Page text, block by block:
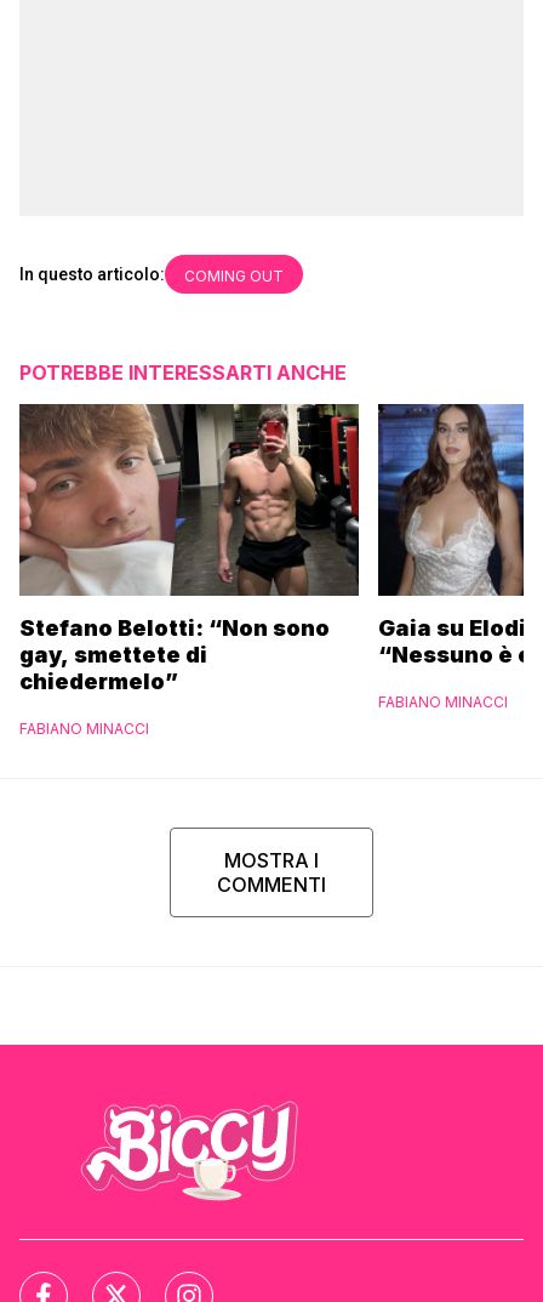
In questo articolo: COMING OUT
POTREBBE INTERESSARTI ANCHE
Stefano Belotti: “Non sono
gay, smettete di
chiedermelo”
FABIANO MINACCI
Gaia su
“Nessuno è
FABIANO MINACCI
MOSTRA I
COMMENTI